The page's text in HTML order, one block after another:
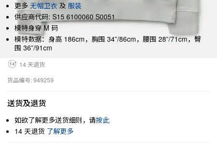
更多 无帽卫衣 及 服装
供应商代码: S15 6100060 S0051
模特身穿 M 码
模特数据：身高 186cm，胸围 34”/86cm，腰围 28”/71cm，臀
围 36”/91cm
14 天退货
货品编号: 949259
送货及退货
如欲了解更多送货细则，请按此
14 天退货 了解更多